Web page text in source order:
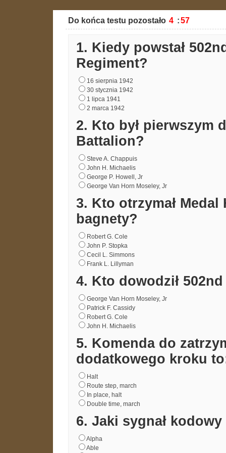
Do końca testu pozostało :
1. Kiedy powstał
Regiment?
16 sierpnia 1942
30 stycznia 1942
1 lipca 1941
2 marca 1942
2. Kto był pierwszym
Battalion?
Steve A. Chappuis
John H. Michaelis
George P. Howell, Jr
George Van Horn Moseley, Jr
3. Kto otrzymał
bagnety?
Robert G. Cole
John P. Stopka
Cecil L. Simmons
Frank L. Lillyman
4. Kto dowodził
George Van Horn Moseley, Jr
Patrick F. Cassidy
Robert G. Cole
John H. Michaelis
5. Komenda do
dodatkowego kroku
Halt
Route step, march
In place, halt
Double time, march
6. Jaki sygnał
Alpha
Able